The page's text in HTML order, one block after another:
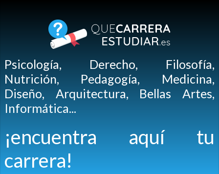
Psicología, Derecho, Filosofía,
Nutrición, Pedagogía, Medicina,
Diseño, Arquitectura, Bellas Artes,
Informática...
¡encuentra aquí tu
carrera!